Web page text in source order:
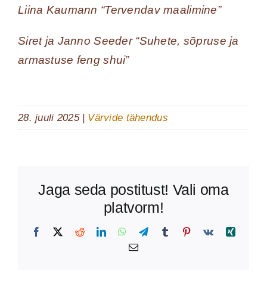
Liina Kaumann “Tervendav maalimine”
Siret ja Janno Seeder “Suhete, sõpruse ja
armastuse feng shui”
28. juuli 2025 Värvide tähendus
Jaga seda postitust! Vali oma
platvorm!
Facebook RedditLinkedInWhatsApp
TelegramTumblr Pinterest
Vk
Xing
Email